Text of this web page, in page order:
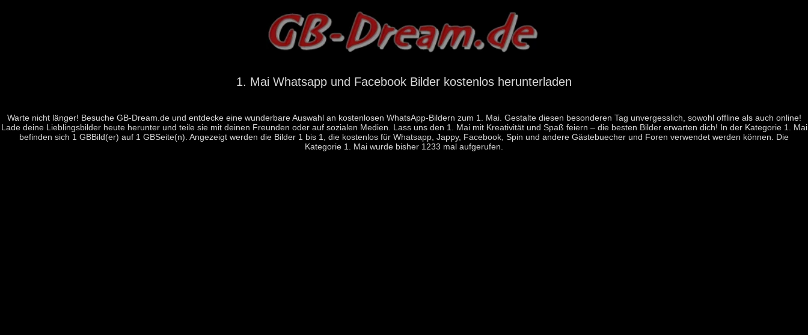
1. Mai Whatsapp und Facebook Bilder kostenlos herunterladen
Warte nicht länger! Besuche GB-Dream.de und entdecke eine wunderbare Auswahl an kostenlosen WhatsApp-Bildern zum 1. Mai. Gestalte diesen besonderen Tag unvergesslich, sowohl offline als auch online!
Lade deine Lieblingsbilder heute herunter und teile sie mit deinen Freunden oder auf sozialen Medien. Lass uns den 1. Mai mit Kreativität und Spaß feiern – die besten Bilder erwarten dich! In der Kategorie 1. Mai
befinden sich 1 GBBild(er) auf 1 GBSeite(n). Angezeigt werden die Bilder 1 bis 1, die kostenlos für Whatsapp, Jappy, Facebook, Spin und andere Gästebuecher und Foren verwendet werden können. Die
Kategorie 1. Mai wurde bisher 1233 mal aufgerufen.